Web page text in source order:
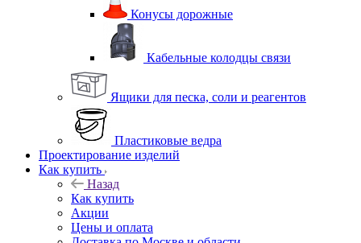
Конусы дорожные
Кабельные колодцы связи
Ящики для песка, соли и реагентов
Пластиковые ведра
Проектирование изделий
Как купить
Назад
Как купить
Акции
Цены и оплата